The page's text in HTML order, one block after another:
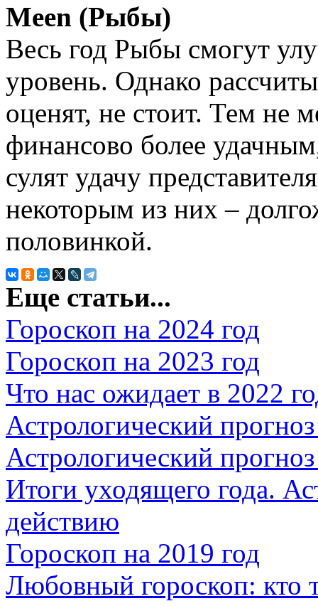
Meen (Рыбы)
Весь год Рыбы смогут
уровень. Однако
оценят, не стоит. Тем не
финансово более
сулят удачу
некоторым из них –
половинкой.
Еще статьи...
Гороскоп на 2024 год
Гороскоп на 2023 год
Что нас ожидает в 2022
Астрологический
Астрологический
Итоги уходящего года.
действию
Гороскоп на 2019 год
Любовный гороскоп: кто